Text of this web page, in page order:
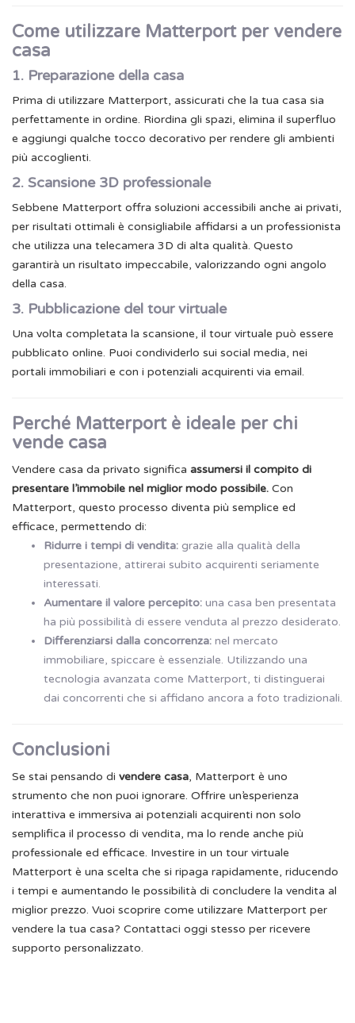
Come utilizzare Matterport per vendere
casa
1. Preparazione della casa
Prima di utilizzare Matterport, assicurati che la tua casa sia
perfettamente in ordine. Riordina gli spazi, elimina il superfluo
e aggiungi qualche tocco decorativo per rendere gli ambienti
più accoglienti.
2. Scansione 3D professionale
Sebbene Matterport offra soluzioni accessibili anche ai privati,
per risultati ottimali è consigliabile affidarsi a un professionista
che utilizza una telecamera 3D di alta qualità. Questo
garantirà un risultato impeccabile, valorizzando ogni angolo
della casa.
3. Pubblicazione del tour virtuale
Una volta completata la scansione, il tour virtuale può essere
pubblicato online. Puoi condividerlo sui social media, nei
portali immobiliari e con i potenziali acquirenti via email.
Perché Matterport è ideale per chi
vende casa
Vendere casa da privato significa assumersi il compito di
presentare l’immobile nel miglior modo possibile. Con
Matterport, questo processo diventa più semplice ed
efficace, permettendo di:
Ridurre i tempi di vendita: grazie alla qualità della
presentazione, attirerai subito acquirenti seriamente
interessati.
Aumentare il valore percepito: una casa ben presentata
ha più possibilità di essere venduta al prezzo desiderato.
Differenziarsi dalla concorrenza: nel mercato
immobiliare, spiccare è essenziale. Utilizzando una
tecnologia avanzata come Matterport, ti distinguerai
dai concorrenti che si affidano ancora a foto tradizionali.
Conclusioni
Se stai pensando di vendere casa, Matterport è uno
strumento che non puoi ignorare. Offrire un’esperienza
interattiva e immersiva ai potenziali acquirenti non solo
semplifica il processo di vendita, ma lo rende anche più
professionale ed efficace. Investire in un tour virtuale
Matterport è una scelta che si ripaga rapidamente, riducendo
i tempi e aumentando le possibilità di concludere la vendita al
miglior prezzo. Vuoi scoprire come utilizzare Matterport per
vendere la tua casa? Contattaci oggi stesso per ricevere
supporto personalizzato.